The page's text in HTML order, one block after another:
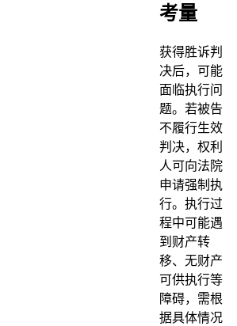
考量
获得胜诉判
决后，可能
面临执行问
题。若被告
不履行生效
判决，权利
人可向法院
申请强制执
行。执行过
程中可能遇
到财产转
移、无财产
可供执行等
障碍，需根
据具体情况